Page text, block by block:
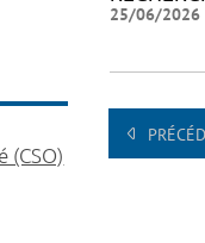
25/06/2026
(CSO)